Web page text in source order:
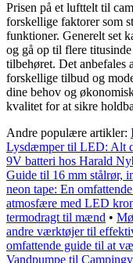
Prisen på et lufttelt til
forskellige faktorer som
funktioner. Generelt set
og gå op til flere
tilbehøret. Det anbefales
forskellige tilbud og
dine behov og
kvalitet for at sikre
Andre populære artikler:
Lysdæmper til LED: Alt
9V batteri hos Harald
Guide til 16 mm stålrør,
neon tape: En
atmosfære med LED
termodragt til mænd •
andre værktøjer til
omfattende guide til at
Vandpumpe til